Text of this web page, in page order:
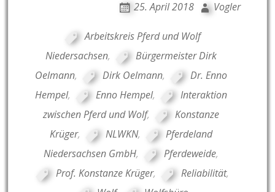
25. April 2018 Vogler
Arbeitskreis Pferd und Wolf
Niedersachsen,
Bürgermeister Dirk
Oelmann, Dirk Oelmann,
Dr. Enno
Hempel, Enno Hempel,
Interaktion
zwischen Pferd und Wolf,
Konstanze
Krüger, NLWKN,
Pferdeland
Niedersachsen GmbH, Pferdeweide,
Prof. Konstanze Krüger, Reliabilität,